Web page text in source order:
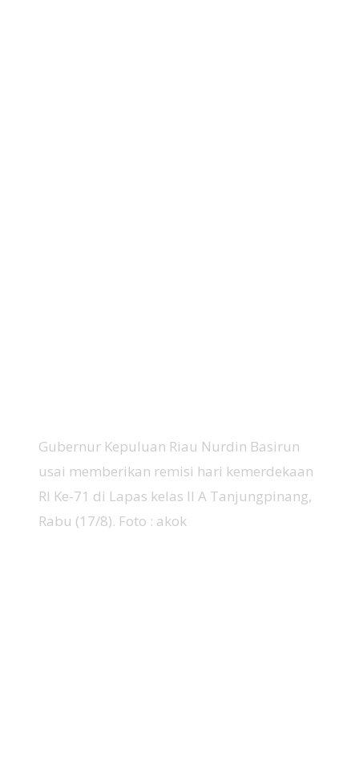
Gubernur Kepuluan Riau Nurdin Basirun
usai memberikan remisi hari kemerdekaan
RI Ke-71 di Lapas kelas II A Tanjungpinang,
Rabu (17/8). Foto : akok